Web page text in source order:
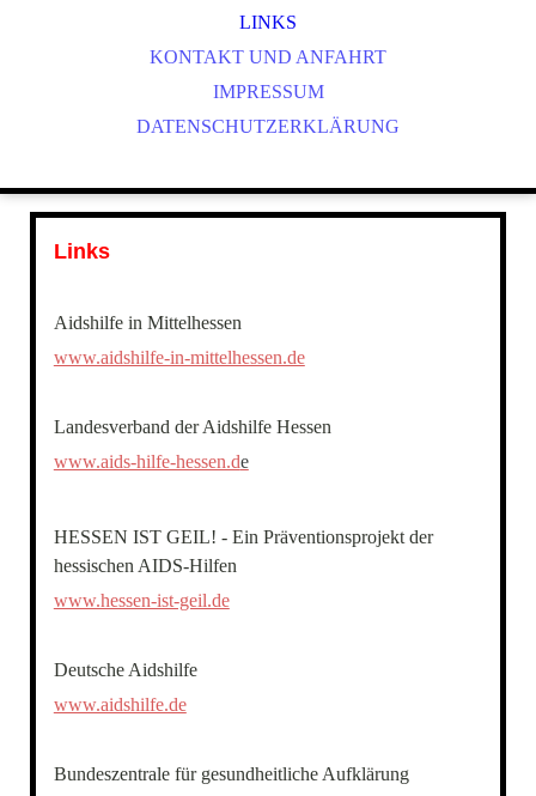
QUEERES ARCHIV MARBURG
SCHWULE / MSM
LINKS
KONTAKT UND ANFAHRT
IMPRESSUM
DATENSCHUTZERKLÄRUNG
Links
Aidshilfe in Mittelhessen
www.aidshilfe-in-mittelhessen.de
Landesverband der Aidshilfe Hessen
www.aids-hilfe-hessen.de
HESSEN IST GEIL! - Ein Präventionsprojekt der
hessischen AIDS-Hilfen
www.hessen-ist-geil.de
Deutsche Aidshilfe
www.aidshilfe.de
Bundeszentrale für gesundheitliche Aufklärung